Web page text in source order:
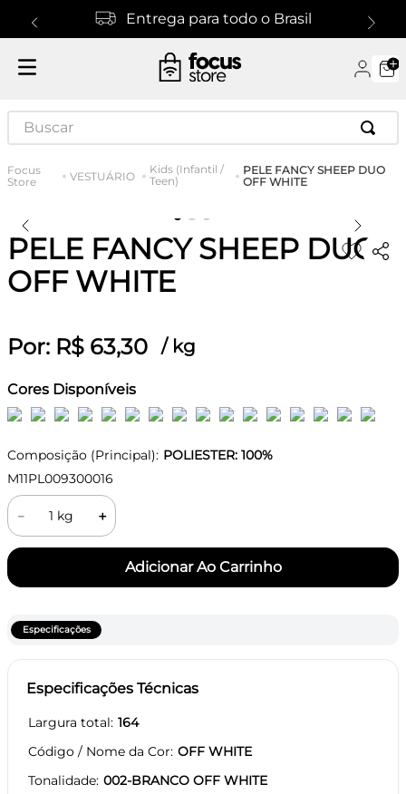
Entrega para todo o Brasil
Buscar
VESTUÁRIO
Kids (Infantil /
Teen)
PELE FANCY SHEEP DUO
OFF WHITE
PELE FANCY SHEEP DUO
OFF WHITE
Por: R$ 63,30 / kg
Cores Disponíveis
Composição (Principal): POLIESTER: 100%
M11PL009300016
＋
－
Especificações
Especificações Técnicas
Largura total 164
Código / Nome da Cor OFF WHITE
Tonalidade 002-BRANCO OFF WHITE